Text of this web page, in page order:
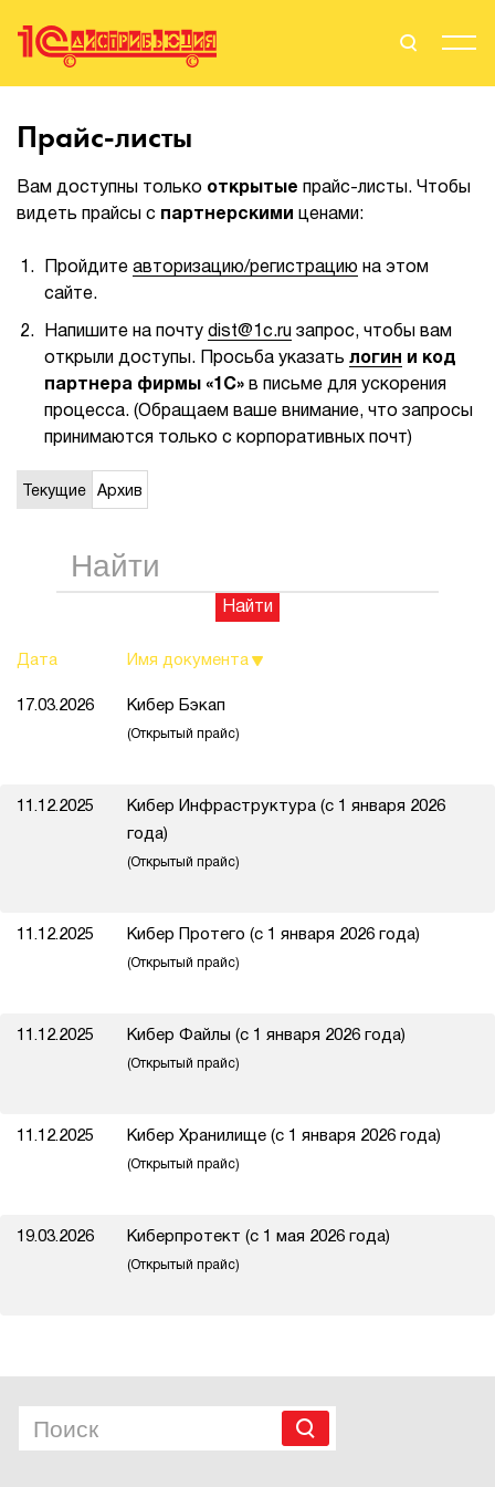
Поиск
Вендоры
Партнерам
События
Сервисы для партнеров
Прайс-листы
Вам доступны только открытые прайс-листы. Чтобы
видеть прайсы с партнерскими ценами:
Пройдите авторизацию/регистрацию на этом
сайте.
Напишите на почту dist@1c.ru запрос, чтобы вам
открыли доступы. Просьба указать логин
и код
партнера фирмы «1С» в письме для ускорения
процесса. (Обращаем ваше внимание, что запросы
принимаются только с корпоративных почт)
Текущие Архив
Найти
Дата Имя документа
17.03.2026 Кибер Бэкап
(Открытый прайс)
11.12.2025
Кибер Инфраструктура (с 1 января 2026
года)
(Открытый прайс)
11.12.2025 Кибер Протего (с 1 января 2026 года)
(Открытый прайс)
11.12.2025 Кибер Файлы (с 1 января 2026 года)
(Открытый прайс)
11.12.2025 Кибер Хранилище (с 1 января 2026 года)
(Открытый прайс)
19.03.2026 Киберпротект (с 1 мая 2026 года)
(Открытый прайс)